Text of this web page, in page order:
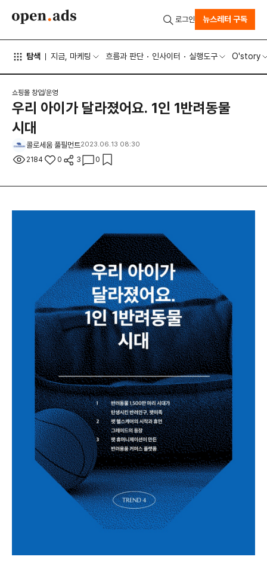
탐색 지금, 마케팅 흐름과 판단 인사이터 실행도구 O'story
로그인 뉴스레터 구독
쇼핑몰 창업/운영
우리 아이가 달라졌어요. 1인 1반려동물
시대
콜로세움 풀필먼트2023.06.13 08:30
2184 0 3 0